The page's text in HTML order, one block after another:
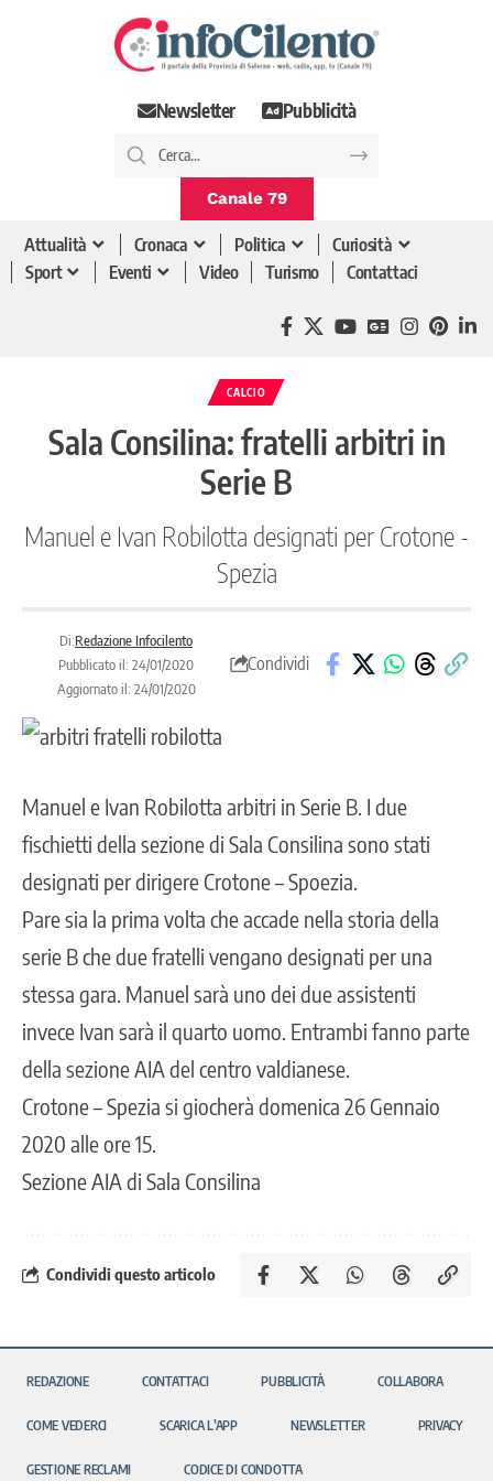
Newsletter Pubblicità
Canale 79
Attualità Cronaca Politica
Curiosità
Sport
Eventi Video Turismo Contattaci
CALCIO
Sala Consilina: fratelli arbitri in
Serie B
Manuel e Ivan Robilotta designati per Crotone -
Spezia
Di:Redazione Infocilento
Pubblicato il: 24/01/2020
Aggiornato il: 24/01/2020
Condividi
Manuel e Ivan Robilotta arbitri in Serie B. I due
fischietti della sezione di Sala Consilina sono stati
designati per dirigere Crotone – Spoezia.
Pare sia la prima volta che accade nella storia della
serie B che due fratelli vengano designati per una
stessa gara. Manuel sarà uno dei due assistenti
invece Ivan sarà il quarto uomo. Entrambi fanno parte
della sezione AIA del centro valdianese.
Crotone – Spezia si giocherà domenica 26 Gennaio
2020 alle ore 15.
Sezione AIA di Sala Consilina
Condividi questo articolo
REDAZIONE CONTATTACI PUBBLICITÀ COLLABORA
COME VEDERCI SCARICA L’APP NEWSLETTER PRIVACY
GESTIONE RECLAMI CODICE DI CONDOTTA